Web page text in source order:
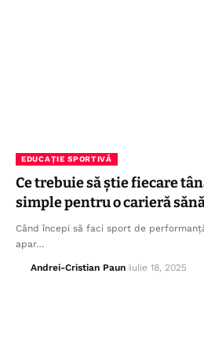
EDUCAȚIE SPORTIVĂ
Ce trebuie să știe fiecare
simple pentru o carieră
Când începi să faci sport de
apar…
Andrei-Cristian Paun iulie 18, 2025